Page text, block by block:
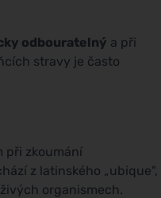
odbouratelný a při
stravy je často
při zkoumání
z latinského „ubique",
organismech.